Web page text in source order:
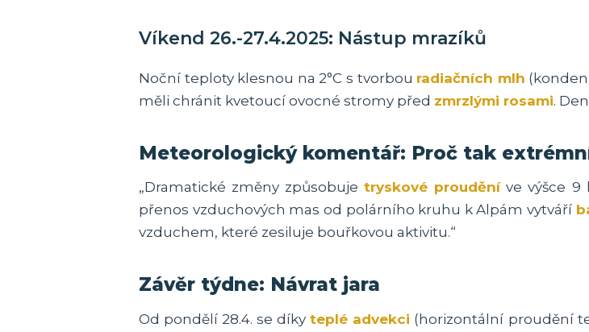
Víkend 26.-27.4.2025: Nástup mrazíků
Noční teploty klesnou na 2°C s tvorbou radiačních mlh
měli chránit kvetoucí ovocné stromy před zmrzlými rosami.
Meteorologický komentář: Proč tak
„Dramatické změny způsobujetryskové prouděníve výšce 9
přenos vzduchových mas od polárního kruhu k Alpám vytváří
vzduchem, které zesiluje bouřkovou aktivitu.“
Závěr týdne: Návrat jara
Od pondělí 28.4. se díkyteplé advekci (horizontální proudění